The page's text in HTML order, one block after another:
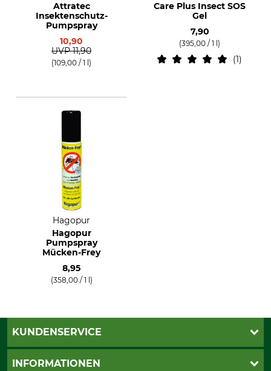
Attratec
Insektenschutz-
Pumpspray
10,90
UVP 11,90
(109,00 / 1 l)
Care Plus Insect SOS
Gel
7,90
(395,00 / 1 l)
1
Hagopur
Hagopur
Pumpspray
Mücken-Frey
8,95
(358,00 / 1 l)
KUNDENSERVICE
Katalogbestellung
INFORMATIONEN